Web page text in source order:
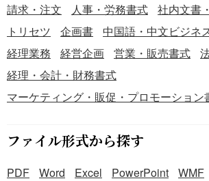
請求・注文
人事・労務書式
社内文書
トリセツ
企画書
中国語・中文ビジネ
経理業務
経営企画 営業・販売書式
経理・会計・財務書式
マーケティング・販促・プロモーション
ファイル形式から探す
PDF Word Excel PowerPoint WMF